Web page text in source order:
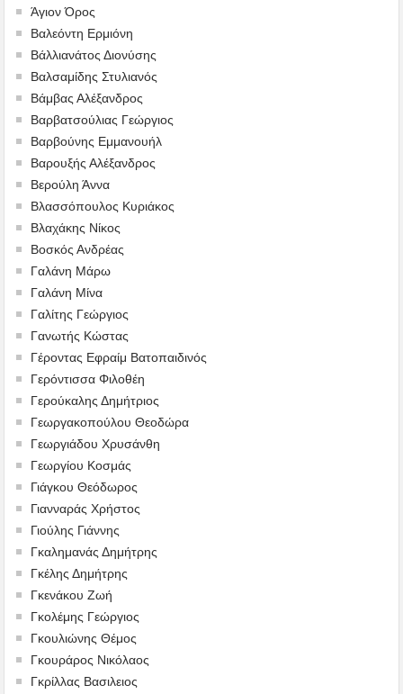
Άγιον Όρος
Βαλεόντη Ερμιόνη
Βάλλιανάτος Διονύσης
Βαλσαμίδης Στυλιανός
Βάμβας Αλέξανδρος
Βαρβατσούλιας Γεώργιος
Βαρβούνης Εμμανουήλ
Βαρουξής Αλέξανδρος
Βερούλη Άννα
Βλασσόπουλος Κυριάκος
Βλαχάκης Νίκος
Βοσκός Ανδρέας
Γαλάνη Μάρω
Γαλάνη Μίνα
Γαλίτης Γεώργιος
Γανωτής Κώστας
Γέροντας Εφραίμ Βατοπαιδινός
Γερόντισσα Φιλοθέη
Γερούκαλης Δημήτριος
Γεωργακοπούλου Θεοδώρα
Γεωργιάδου Χρυσάνθη
Γεωργίου Κοσμάς
Γιάγκου Θεόδωρος
Γιανναράς Χρήστος
Γιούλης Γιάννης
Γκαλημανάς Δημήτρης
Γκέλης Δημήτρης
Γκενάκου Ζωή
Γκολέμης Γεώργιος
Γκουλιώνης Θέμος
Γκουράρος Νικόλαος
Γκρίλλας Βασιλειος